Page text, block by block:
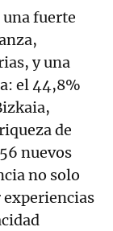
una fuerte
y una
el 44,8%
de
nuevos
no solo
experiencias